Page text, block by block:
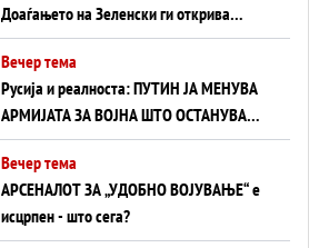
Доаѓањето на Зеленски ги открива
тајните на политиката на балансирање
на Вучиќ
Вечер тема
Русија и реалноста: ПУТИН ЈА МЕНУВА
АРМИЈАТА ЗА ВОЈНА ШТО ОСТАНУВА
БЕЗ ФРОНТ
Вечер тема
АРСЕНАЛОТ ЗА „УДОБНО ВОЈУВАЊЕ“ е
исцрпен - што сега?